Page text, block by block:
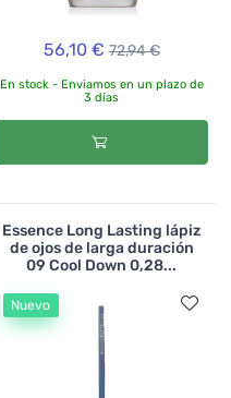
56,10 € 72,94 €
En stock - Enviamos en un plazo de
3 días
Essence Long Lasting lápiz
de ojos de larga duración
09 Cool Down 0,28...
Nuevo